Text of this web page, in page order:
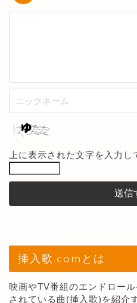
上に表示された文字を入力し
挿入歌.comとは
映画やTV番組のエンドロー
されている曲(挿入歌)を紹介